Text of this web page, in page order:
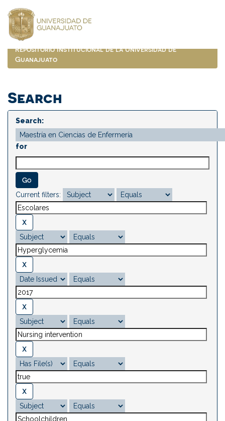
navigation
Repositorio Institucional de la Universidad de
Guanajuato
Search
Search:
for
Current filters: